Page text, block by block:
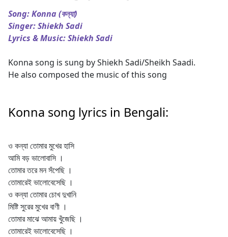
Song: Konna (কন্যা)
Singer: Shiekh Sadi
Lyrics & Music: Shiekh Sadi
Konna song is sung by Shiekh Sadi/Sheikh Saadi.
He also composed the music of this song
Konna song lyrics in Bengali:
ও কন্যা তোমার মুখের হাসি
আমি বড় ভালোবাসি ।
তোমার তরে মন সঁপেছি ।
তোমারেই ভালোবেসেছি ।
ও কন্যা তোমার চোখ দুখানি
মিষ্টি সুরের মুখের বাণী ।
তোমার মাঝে আমায় খুঁজেছি ।
তোমারেই ভালোবেসেছি ।